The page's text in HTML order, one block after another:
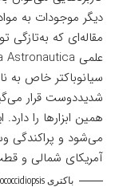
دیگر موجودات به
مقاله‌ای که به‌تازگی
علمی Astronautica
شدیددوست قرار
همین ابزارها را
می‌شود و پراکندگی
آمریکای شمالی و
باکتری Chroococcidiopsis یافت شده در سنگ گچ